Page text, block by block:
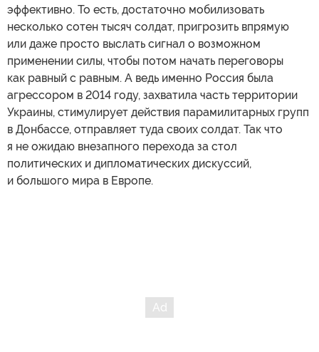
эффективно. То есть, достаточно мобилизовать
несколько сотен тысяч солдат, пригрозить впрямую
или даже просто выслать сигнал о возможном
применении силы, чтобы потом начать переговоры
как равный с равным. А ведь именно Россия была
агрессором в 2014 году, захватила часть территории
Украины, стимулирует действия парамилитарных групп
в Донбассе, отправляет туда своих солдат. Так что
я не ожидаю внезапного перехода за стол
политических и дипломатических дискуссий,
и большого мира в Европе.